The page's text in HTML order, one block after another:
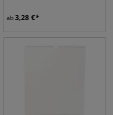
ab3,28 €